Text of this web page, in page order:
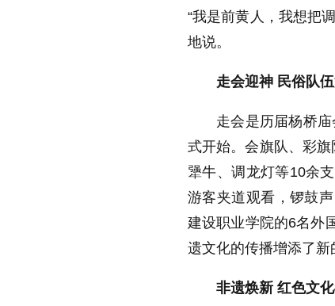
“我是前黄人，我想把
地说。
走会迎神 民俗队
走会是历届杨桥
式开始。会旗队、彩旗
犟牛、调龙灯等10余
游客夹道观看，锣鼓
建设职业学院的6名外
遗文化的传播增添了新
非遗焕新 红色文